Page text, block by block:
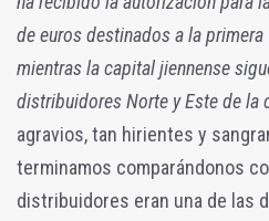
de euros destinados a la
mientras la capital jiennense
distribuidores Norte y Este de la
agravios, tan hirientes y
terminamos comparándonos
distribuidores eran una de las